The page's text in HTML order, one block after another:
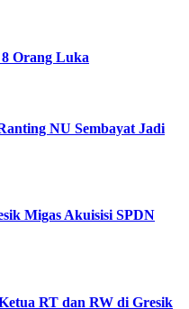
Orang Luka
NU Sembayat Jadi
Migas Akuisisi SPDN
RT dan RW di Gresik